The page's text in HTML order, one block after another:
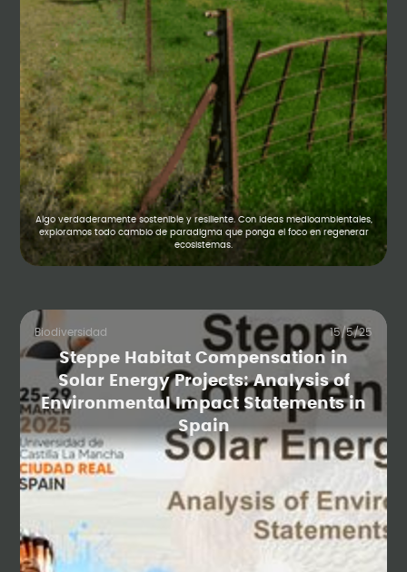
Algo verdaderamente sostenible y resiliente. Con ideas medioambientales,
exploramos todo cambio de paradigma que ponga el foco en regenerar
ecosistemas.
Biodiversidad 15/5/25
Steppe Habitat Compensation in
Solar Energy Projects: Analysis of
Environmental Impact Statements in
Spain